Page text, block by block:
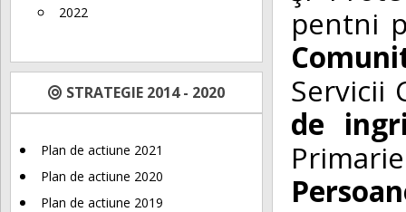
2022
STRATEGIE 2014 - 2020
Plan de actiune 2021
Plan de actiune 2020
Plan de actiune 2019
pentni
Servicii
de